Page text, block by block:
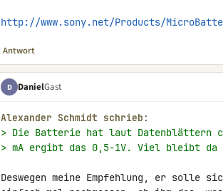
http://www.sony.net/Products/
Antwort
D DanielGast
Alexander Schmidt schrieb:
> Die Batterie hat laut Datenblättern
> mA ergibt das 0,5-1V. Viel bleibt
Deswegen meine Empfehlung, er solle